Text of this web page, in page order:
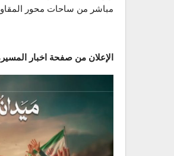
مباشر من ساحات محور
الإعلان من صفحة اخبار